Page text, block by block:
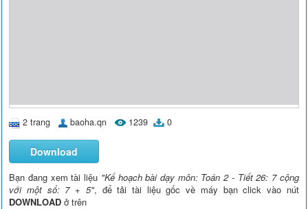
2 trang baoha.qn 1239 0
Download
Bạn đang xem tài liệu "Kế hoạch bài dạy môn: Toán 2 - Tiết 26: 7 cộng
với một số: 7 + 5", để tải tài liệu gốc về máy bạn click vào nút
DOWNLOAD ở trên